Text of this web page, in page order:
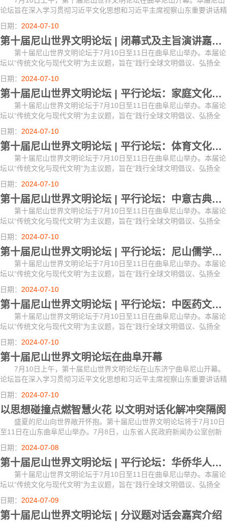
论坛旨在深入学习贯彻习近平文化思想和习近平主席视察山东重要讲话精
神，推动中华优秀传统文化创造性转化、创新性发展，在深化交流互鉴中
推动人类文...
日期： 2024-07-10
第十届尼山世界文明论坛 | 闭幕式及主旨演讲嘉宾介绍
第十届尼山世界文明论坛于7月10日至11日在曲阜尼山举办。本届论
坛以“传统文化与现代文明”为主议题，旨在“践行全球文明倡议、弘扬全
人类共同价值、构建人类命运共同体”，由文化和旅游部、国务院侨务办
公室、中...
日期： 2024-07-10
第十届尼山世界文明论坛 | 平行论坛：家庭文化研讨会嘉宾介绍
第十届尼山世界文明论坛于7月10日至11日在曲阜尼山举办。本届论
坛以“传统文化与现代文明”为主议题，旨在“践行全球文明倡议、弘扬全
人类共同价值、构建人类命运共同体”，由文化和旅游部、国务院侨务办
公室、中...
日期： 2024-07-10
第十届尼山世界文明论坛 | 平行论坛：体育文化论坛嘉宾介绍
第十届尼山世界文明论坛于7月10日至11日在曲阜尼山举办。本届论
坛以“传统文化与现代文明”为主议题，旨在“践行全球文明倡议、弘扬全
人类共同价值、构建人类命运共同体”，由文化和旅游部、国务院侨务办
公室、中...
日期： 2024-07-10
第十届尼山世界文明论坛 | 平行论坛：中意古典文明对话会部分嘉宾介绍
第十届尼山世界文明论坛于7月10日至11日在曲阜尼山举办。本届论
坛以“传统文化与现代文明”为主议题，旨在“践行全球文明倡议、弘扬全
人类共同价值、构建人类命运共同体”，由文化和旅游部、国务院侨务办
公室、中...
日期： 2024-07-10
第十届尼山世界文明论坛 | 平行论坛：尼山儒学对话会部分嘉宾介绍
第十届尼山世界文明论坛于7月10日至11日在曲阜尼山举办。本届论
坛以“传统文化与现代文明”为主议题，旨在“践行全球文明倡议、弘扬全
人类共同价值、构建人类命运共同体”，由文化和旅游部、国务院侨务办
公室、中...
日期： 2024-07-10
第十届尼山世界文明论坛 | 平行论坛：中医药文化论坛嘉宾介绍
第十届尼山世界文明论坛于7月10日至11日在曲阜尼山举办。本届论
坛以“传统文化与现代文明”为主议题，旨在“践行全球文明倡议、弘扬全
人类共同价值、构建人类命运共同体”，由文化和旅游部、国务院侨务办
公室、中...
日期： 2024-07-10
第十届尼山世界文明论坛在曲阜开幕
7月10日上午，第十届尼山世界文明论坛在山东济宁曲阜尼山开幕。
论坛旨在深入学习贯彻习近平文化思想和习近平主席视察山东重要讲话精
神，推动中华优秀传统文化创造性转化、创新性发展，在深化交流互鉴中
推动人类文...
日期： 2024-07-10
以思想碰撞点燃智慧火花 以文明对话化解冲突隔阂
盛夏的尼山向世界敞开怀抱。第十届尼山世界文明论坛将于7月10日
至11日在山东曲阜尼山举办。7月8日，山东省人民政府新闻办公室创新
发布形式，在论坛举办地曲阜尼山讲堂召开新闻发布会，向中外记者发布
本届论坛筹备...
日期： 2024-07-08
第十届尼山世界文明论坛 | 平行论坛：华侨华人论坛部分嘉宾介绍
第十届尼山世界文明论坛于7月10日至11日在曲阜尼山举办。本届论
坛以“传统文化与现代文明”为主议题，旨在“践行全球文明倡议、弘扬全
人类共同价值、构建人类命运共同体”，由文化和旅游部、国务院侨务办
公室、中...
日期： 2024-07-09
第十届尼山世界文明论坛 | 分议题对话会嘉宾介绍